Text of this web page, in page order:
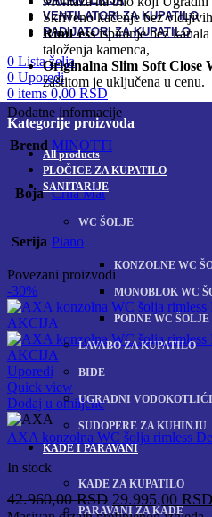
VENTILATORI ZA KUPATILO
RADIJATORI ZA KUPATILO
0 Lista želja
0 Uporedi
0 items 0,00 RSD
Kategorije proizvoda
Allproducts
PLOČICE ZA KUPATILO
SANITARIJE
WC ŠOLJE
KONZOLNE WC
MONOBLOK WC
PODNE WC ŠOLJE
LAVABO ZA KUPATILO
BIDE
UGRADNI VODOKOTLIĆI
SUDOPERE ZA KUHINJU
KADE I PARAVANI
KADE ZA KUPATILO
PARAVANI ZA KADE
Skriveno kačenje bez
RimLessispiranje bez
taloženja kamenca,
Originalna Slim Soft Close
zaštitom je uključena u cenu.
Dodatne informacije
Brend MINOTTI
Boja Crna Mat
Serija Piano
Povezani proizvodi
-30%
Uporedi
Quick view
Dodaj u omiljene
AXA konzolna WC šolja rimless
In stock
42.960,00RSD Originalna
29.995,00 RSD